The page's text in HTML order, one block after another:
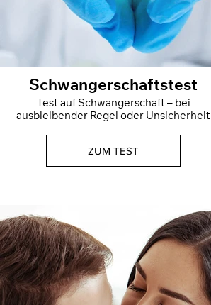
Schwangerschaftstest
Test auf Schwangerschaft – bei
ausbleibender Regel oder Unsicherheit
ZUM TEST